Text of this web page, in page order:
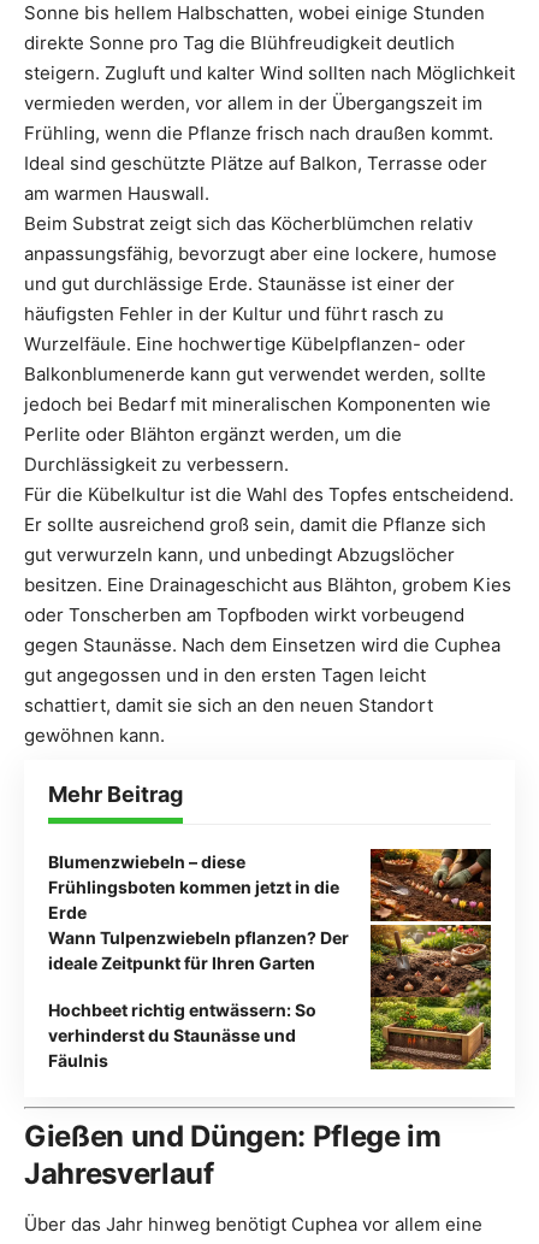
Sonne bis hellem Halbschatten, wobei einige Stunden
direkte Sonne pro Tag die Blühfreudigkeit deutlich
steigern. Zugluft und kalter Wind sollten nach Möglichkeit
vermieden werden, vor allem in der Übergangszeit im
Frühling, wenn die Pflanze frisch nach draußen kommt.
Ideal sind geschützte Plätze auf Balkon, Terrasse oder
am warmen Hauswall.
Beim Substrat zeigt sich das Köcherblümchen relativ
anpassungsfähig, bevorzugt aber eine lockere, humose
und gut durchlässige Erde. Staunässe ist einer der
häufigsten Fehler in der Kultur und führt rasch zu
Wurzelfäule. Eine hochwertige Kübelpflanzen- oder
Balkonblumenerde kann gut verwendet werden, sollte
jedoch bei Bedarf mit mineralischen Komponenten wie
Perlite oder Blähton ergänzt werden, um die
Durchlässigkeit zu verbessern.
Für die Kübelkultur ist die Wahl des Topfes entscheidend.
Er sollte ausreichend groß sein, damit die Pflanze sich
gut verwurzeln kann, und unbedingt Abzugslöcher
besitzen. Eine Drainageschicht aus Blähton, grobem Kies
oder Tonscherben am Topfboden wirkt vorbeugend
gegen Staunässe. Nach dem Einsetzen wird die Cuphea
gut angegossen und in den ersten Tagen leicht
schattiert, damit sie sich an den neuen Standort
gewöhnen kann.
Mehr Beitrag
Blumenzwiebeln – diese
Frühlingsboten kommen jetzt in die
Erde
Wann Tulpenzwiebeln pflanzen? Der
ideale Zeitpunkt für Ihren Garten
Hochbeet richtig entwässern: So
verhinderst du Staunässe und
Fäulnis
Gießen und Düngen: Pflege im
Jahresverlauf
Über das Jahr hinweg benötigt Cuphea vor allem eine